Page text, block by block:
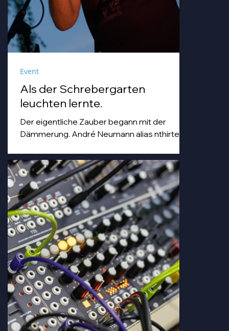
Als der Schrebergarten
leuchten lernte.
Der eigentliche Zauber begann mit der
Dämmerung. André Neumann alias nthirteen
strich mit einem Geigenbogen über seine E-
Gitarre, während die Sonne unterging.
Goldenes Abendlicht mischte sich mit
Farbspots in Türkis, Lila und Blau – die
„Erdbeere" versank für ein paar Minuten in
einem verträumten Meer aus Musik und
Farbe, das man in einer Kleingartenanlage
einfach nicht erwartet.
Event